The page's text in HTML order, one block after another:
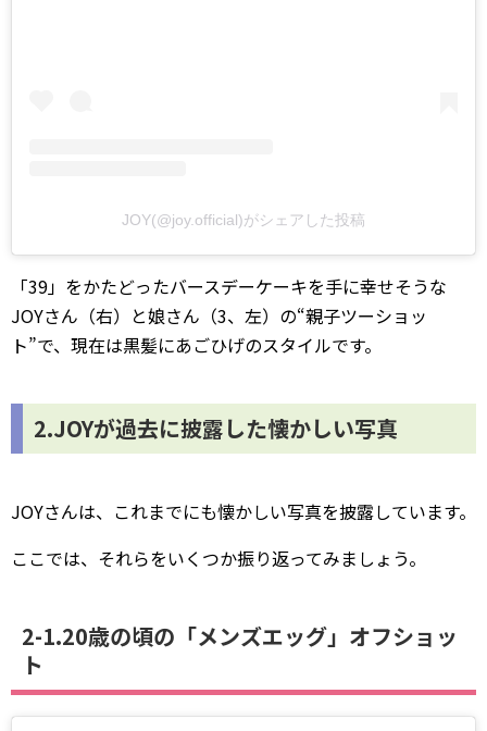
JOY(@joy.official)がシェアした投稿
「39」をかたどったバースデーケーキを手に幸せそうな
JOYさん（右）と娘さん（3、左）の“親子ツーショッ
ト”で、現在は黒髪にあごひげのスタイルです。
2.JOYが過去に披露した懐かしい写真
JOYさんは、これまでにも懐かしい写真を披露しています。
ここでは、それらをいくつか振り返ってみましょう。
2-1.20歳の頃の「メンズエッグ」オフショッ
ト